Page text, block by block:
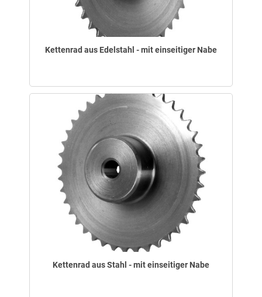
Kettenrad aus Edelstahl - mit einseitiger Nabe
Kettenrad aus Stahl - mit einseitiger Nabe